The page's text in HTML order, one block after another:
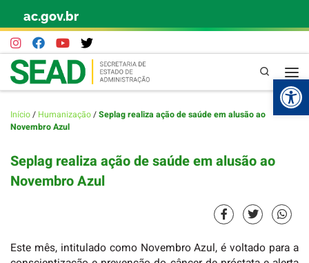
Skip to content
ac.gov.br
Pesquisa
Início/ Humanização/Seplag realiza ação de saúde em alusão ao
Novembro Azul
Seplag realiza ação de saúde em alusão ao
Novembro Azul
Este mês, intitulado como Novembro Azul, é voltado para a